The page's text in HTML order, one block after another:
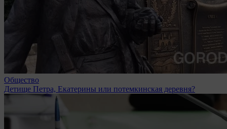
Общество
Детище Петра, Екатерины или потемкинская деревня?